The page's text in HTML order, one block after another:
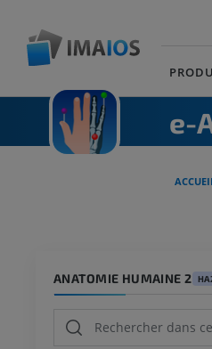
e-
ANATOMIE HUMAINE 2